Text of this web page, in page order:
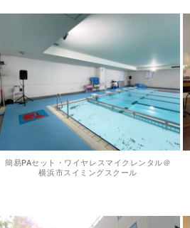
簡易PAセット・ワイヤレスマイクレンタル＠
横浜市スイミングスクール